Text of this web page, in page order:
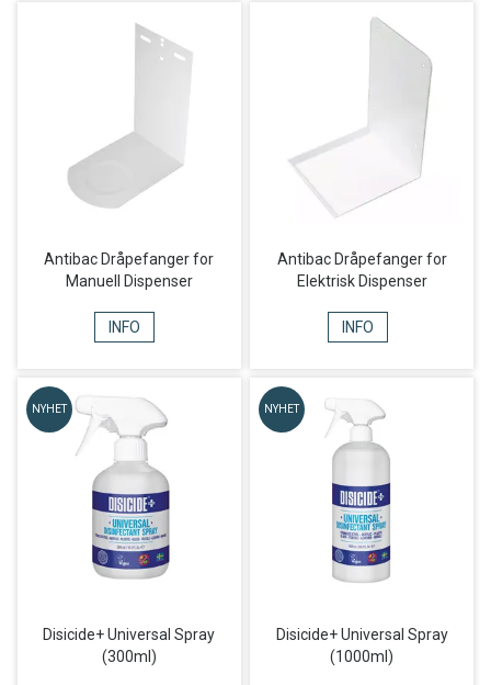
Antibac Dråpefanger for
Manuell Dispenser
INFO
Antibac Dråpefanger for
Elektrisk Dispenser
INFO
NYHET
Disicide+ Universal Spray
(300ml)
NYHET
Disicide+ Universal Spray
(1000ml)